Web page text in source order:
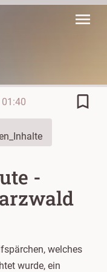
menu
01:40
bookmark_border
-
welches
wurde, ein